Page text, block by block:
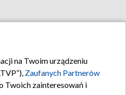
na Twoim urządzeniu
Zaufanych Partnerów
Twoich zainteresowań i